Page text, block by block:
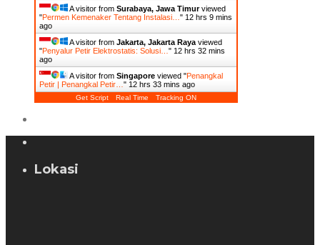
A visitor from Surabaya, Jawa Timurviewed
"Permen Kemenaker Tentang Instalasi… " 12 hrs 9 mins
ago
A visitor from Jakarta, Jakarta Raya viewed
"Penyalur Petir Elektrostatis: Solusi… " 12 hrs 32 mins
ago
A visitor from Singapore viewed "Penangkal
Petir | Penangkal Petir… " 12 hrs 33 mins ago
Get Script Real Time Tracking ON
Lokasi